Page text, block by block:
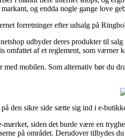
og endda nogle gange love
forretninger efter udsalg på
udbyder deres produkter til
af et reglement, som værner
mobilen. Som alternativ bør du
den sikre side sætte sig ind i e-
siden det burde være en
på området. Derudover tilbydes